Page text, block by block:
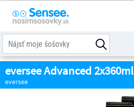
eversee Advanced 2x360ml
eversee